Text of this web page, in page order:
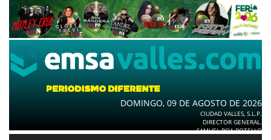
DOMINGO, 09 DE AGOSTO DE 2026
CIUDAD VALLES, S.L.P.
DIRECTOR GENERAL.
SAMUEL ROA BOTELLO